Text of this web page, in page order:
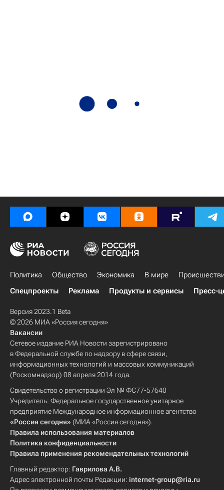
Политика Общество Экономика В мире
Спецпроекты
Реклама Продукты и сервисы Пресс-
Версия 2023.1 Beta
© 2026 МИА «Россия сегодня»
Вакансии
Сетевое издание РИА Новости зарегистрировано
в Федеральной службе по надзору в сфере связи,
информационных технологий и массовых коммуникаций
(Роскомнадзор) 08 апреля 2014 года.
Свидетельство о регистрации Эл № ФС77-57640
Учредитель: Федеральное государственное унитарное
предприятие Международное информационное агентство
«Россия сегодня» (МИА «Россия сегодня»).
Правила использования материалов
Политика конфиденциальности
Правила применения рекомендательных технологий
Главный редактор: Гаврилова А.В.
Адрес электронной почты Редакции: internet-group@ria.ru